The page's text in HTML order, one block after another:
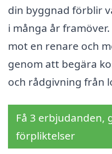
din byggnad förblir
i många år
mot en renare och
genom att begära
och rådgivning från
Få 3 erbjudanden,
förpliktelser